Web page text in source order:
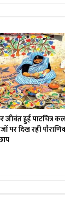
जीवंत हुई पाटचित्र
पर दिख रही